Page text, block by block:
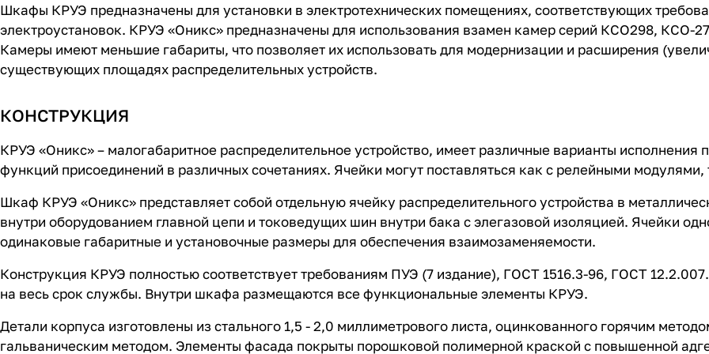
Шкафы КРУЭ предназначены для установки в электротехнических помещениях, соответствующих
электроустановок. КРУЭ «Оникс» предназначены для использования взамен камер серий КСО298,
Камеры имеют меньшие габариты, что позволяет их использовать для модернизации и расширения
существующих площадях распределительных устройств.
КОНСТРУКЦИЯ
КРУЭ «Оникс» – малогабаритное распределительное устройство, имеет различные варианты исполнения
функций присоединений в различных сочетаниях. Ячейки могут поставляться как с релейными модулями,
Шкаф КРУЭ «Оникс» представляет собой отдельную ячейку распределительного устройства в
внутри оборудованием главной цепи и токоведущих шин внутри бака с элегазовой изоляцией. Ячейки
одинаковые габаритные и установочные размеры для обеспечения взаимозаменяемости.
Конструкция КРУЭ полностью соответствует требованиям ПУЭ (7 издание), ГОСТ 1516.3-96, ГОСТ
на весь срок службы. Внутри шкафа размещаются все функциональные элементы КРУЭ.
Детали корпуса изготовлены из стального 1,5 - 2,0 миллиметрового листа, оцинкованного горячим
гальваническим методом. Элементы фасада покрыты порошковой полимерной краской с повышенной